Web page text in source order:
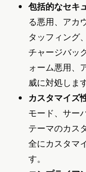
包括的なセキ
る悪用、アカ
タッフィング
チャージバッ
ォーム悪用、
威に対処します
カスタマイズ
モード、サー
テーマのカス
全にカスタマ
す。